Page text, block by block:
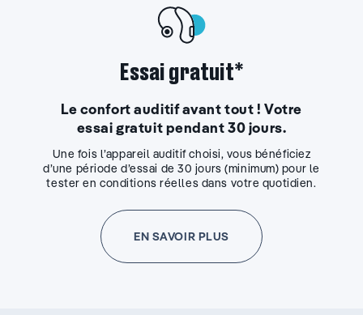
Essai gratuit*
Le confort auditif avant tout ! Votre
essai gratuit pendant 30 jours.
Une fois l’appareil auditif choisi, vous bénéficiez
d’une période d’essai de 30 jours (minimum) pour le
tester en conditions réelles dans votre quotidien.
EN SAVOIR PLUS